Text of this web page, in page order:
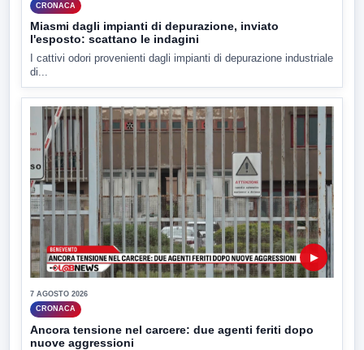
CRONACA
Miasmi dagli impianti di depurazione, inviato
l'esposto: scattano le indagini
I cattivi odori provenienti dagli impianti di depurazione industriale
di...
▶
7 AGOSTO 2026
CRONACA
Ancora tensione nel carcere: due agenti feriti dopo
nuove aggressioni